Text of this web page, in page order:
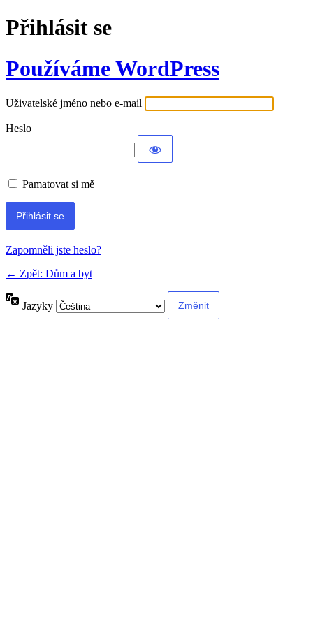
Přihlásit se
Používáme WordPress
Uživatelské jméno nebo e-mail
Heslo
Pamatovat si mě
Alternative:
Zapomněli jste heslo?
← Zpět: Dům a byt
Jazyky